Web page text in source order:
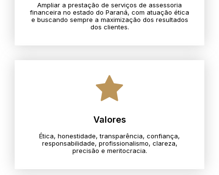
Ampliar a prestação de serviços de assessoria
financeira no estado do Paraná, com atuação ética
e buscando sempre a maximização dos resultados
dos clientes.
Valores
Ética, honestidade, transparência, confiança,
responsabilidade, profissionalismo, clareza,
precisão e meritocracia.​